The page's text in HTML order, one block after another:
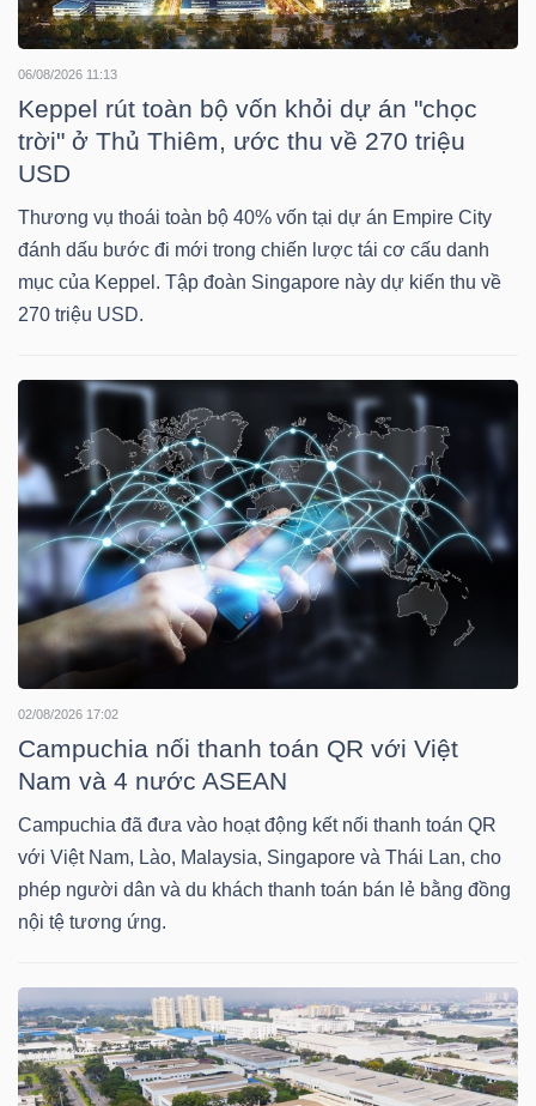
06/08/2026 11:13
Keppel rút toàn bộ vốn khỏi dự án "chọc
trời" ở Thủ Thiêm, ước thu về 270 triệu
USD
Thương vụ thoái toàn bộ 40% vốn tại dự án Empire City
đánh dấu bước đi mới trong chiến lược tái cơ cấu danh
mục của Keppel. Tập đoàn Singapore này dự kiến thu về
270 triệu USD.
02/08/2026 17:02
Campuchia nối thanh toán QR với Việt
Nam và 4 nước ASEAN
Campuchia đã đưa vào hoạt động kết nối thanh toán QR
với Việt Nam, Lào, Malaysia, Singapore và Thái Lan, cho
phép người dân và du khách thanh toán bán lẻ bằng đồng
nội tệ tương ứng.
TÀI
CHÍNH
NHÂN
PHÂN
TÍCH
VIETSTOCKFINANCE
MÔ
NGÀNH
DOANH
NGHIỆP
CỔ
PHIẾU
PHÁI
SINH